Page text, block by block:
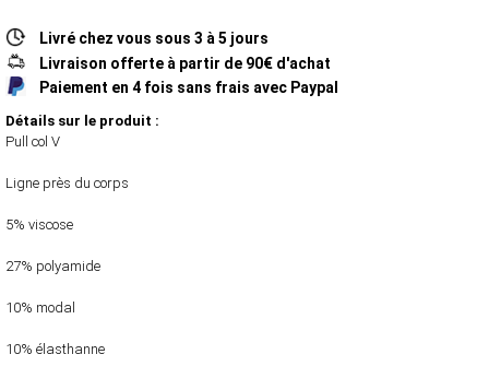
Livré chez vous sous 3 à 5 jours
Livraison offerte à partir de 90€ d'achat
Paiement en 4 fois sans frais avec Paypal
Détails sur le produit :
Pull col V
Ligne près du corps
5% viscose
27% polyamide
10% modal
10% élasthanne